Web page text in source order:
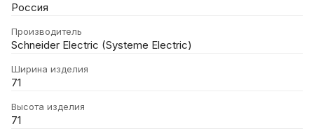
Россия
Производитель
Schneider Electric (Systeme Electric)
Ширина изделия
71
Высота изделия
71